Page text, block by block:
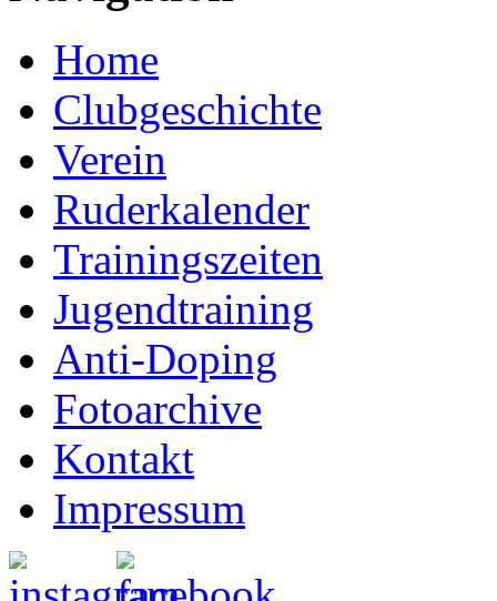
Home
Clubgeschichte
Verein
Ruderkalender
Trainingszeiten
Jugendtraining
Anti-Doping
Fotoarchive
Kontakt
Impressum